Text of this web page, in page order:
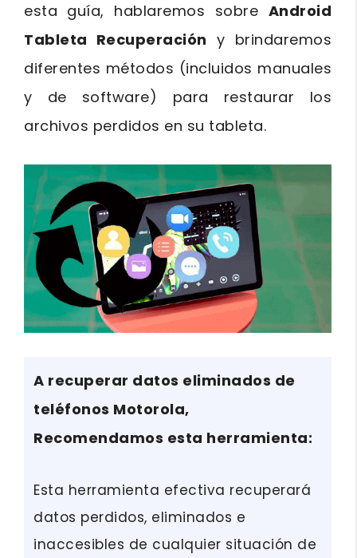
esta guía, hablaremos sobre Android
Tableta Recuperación y brindaremos
diferentes métodos (incluidos manuales
y de software) para restaurar los
archivos perdidos en su tableta.
A recuperar datos eliminados de
teléfonos Motorola,
Recomendamos esta herramienta:
Esta herramienta efectiva recuperará
datos perdidos, eliminados e
inaccesibles de cualquier situación de